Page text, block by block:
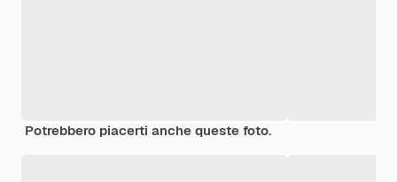
Potrebbero piacerti anche queste foto.